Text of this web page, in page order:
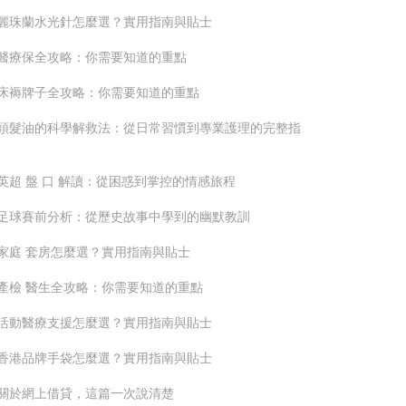
珠蘭水光針怎麼選？實用指南與貼士
療保全攻略：你需要知道的重點
褥牌子全攻略：你需要知道的重點
髮油的科學解救法：從日常習慣到專業護理的完整指
超 盤 口 解讀：從困惑到掌控的情感旅程
球賽前分析：從歷史故事中學到的幽默教訓
庭 套房怎麼選？實用指南與貼士
檢 醫生全攻略：你需要知道的重點
動醫療支援怎麼選？實用指南與貼士
港品牌手袋怎麼選？實用指南與貼士
於網上借貸，這篇一次說清楚